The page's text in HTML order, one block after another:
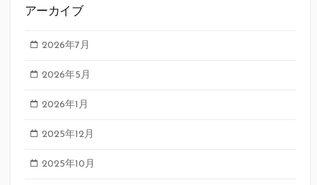
アーカイブ
2026年7月
2026年5月
2026年1月
2025年12月
2025年10月